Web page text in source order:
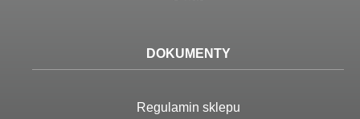
DOKUMENTY
Regulamin sklepu